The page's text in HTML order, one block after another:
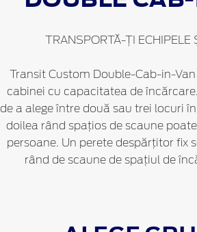
TRANSPORTĂ-ȚI ECHIPELE
Transit Custom Double-Cab-in-
cabinei cu capacitatea de
de a alege între două sau trei locuri
doilea rând spațios de scaune
persoane. Un perete despărțitor fix
rând de scaune de spațiul de